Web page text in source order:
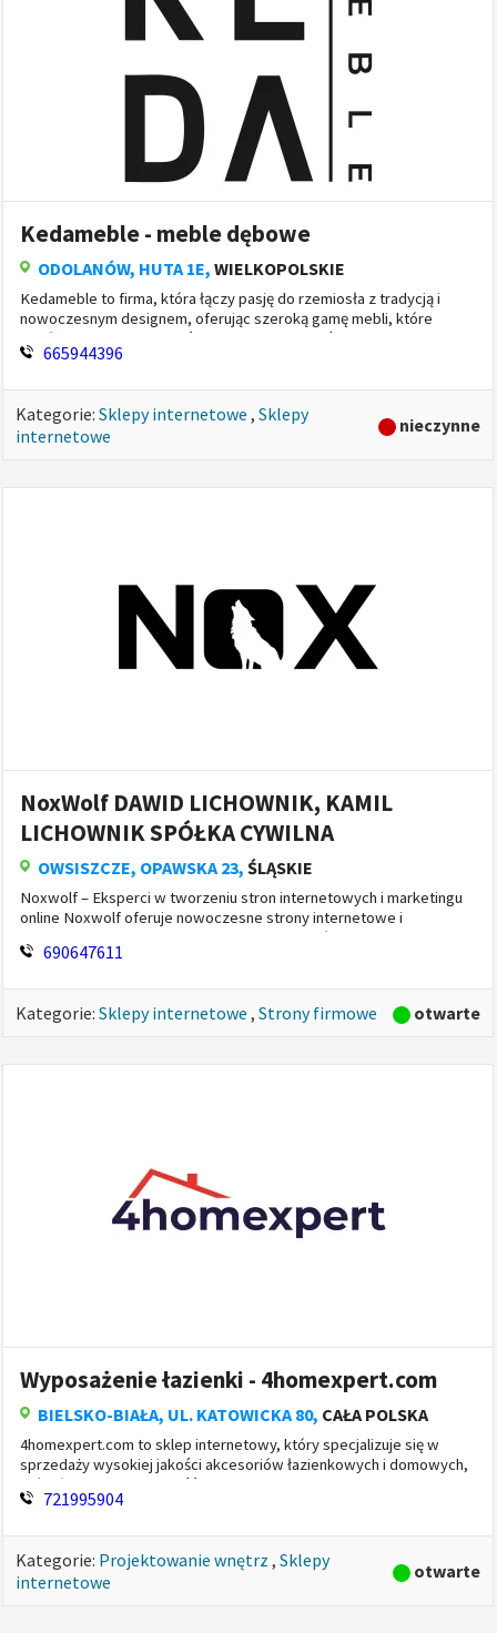
Kedameble - meble dębowe
ODOLANÓW, HUTA 1E,WIELKOPOLSKIE
Kedameble to firma, która łączy pasję do rzemiosła z tradycją i
nowoczesnym designem, oferując szeroką gamę mebli, które
wyróżniają się oryginalnością i wyjątkową jakością wykon...
665944396
Kategorie:Sklepy internetowe,Sklepy
internetowe
nieczynne
NoxWolf DAWID LICHOWNIK, KAMIL
LICHOWNIK SPÓŁKA CYWILNA
OWSISZCZE, OPAWSKA 23,ŚLĄSKIE
Noxwolf – Eksperci w tworzeniu stron internetowych i marketingu
online Noxwolf oferuje nowoczesne strony internetowe i
kompleksowe rozwiązania marketingowe, które zwiększają
widoczność o...
690647611
Kategorie:Sklepy internetowe,Strony firmowe otwarte
Wyposażenie łazienki - 4homexpert.com
BIELSKO-BIAŁA, UL. KATOWICKA 80, CAŁA POLSKA
4homexpert.com to sklep internetowy, który specjalizuje się w
sprzedaży wysokiej jakości akcesoriów łazienkowych i domowych,
które łączą funkcjonalność z nowoczesnym designem. Ofe...
721995904
Kategorie: Projektowanie wnętrz,Sklepy
internetowe
otwarte